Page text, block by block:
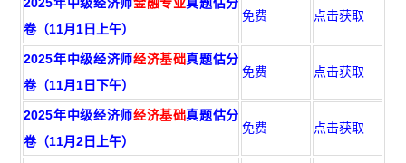
2025年中级经济师金融专业真题估分
卷（11月1日上午）
免费 点击获取
2025年中级经济师经济基础真题估分
卷（11月1日下午）
免费 点击获取
2025年中级经济师经济基础真题估分
卷（11月2日上午）
免费 点击获取